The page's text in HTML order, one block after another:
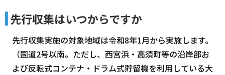
先行収集はいつからですか
先行収集実施の対象地域は令和8年1月から実施します。
（国道2号以南。ただし、西宮浜・高須町等の沿岸部お
よび反転式コンテナ・ドラム式貯留機を利用している大